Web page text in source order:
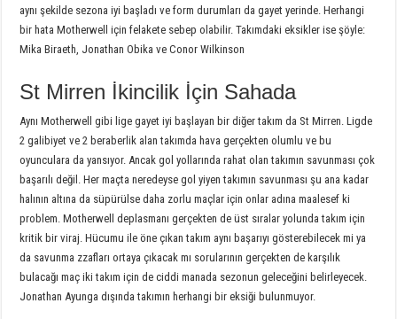
aynı şekilde sezona iyi başladı ve form durumları da gayet yerinde. Herhangi
bir hata Motherwell için felakete sebep olabilir. Takımdaki eksikler ise şöyle:
Mika Biraeth, Jonathan Obika ve Conor Wilkinson
St Mirren İkincilik İçin Sahada
Aynı Motherwell gibi lige gayet iyi başlayan bir diğer takım da St Mirren. Ligde
2 galibiyet ve 2 beraberlik alan takımda hava gerçekten olumlu ve bu
oyunculara da yansıyor. Ancak gol yollarında rahat olan takımın savunması çok
başarılı değil. Her maçta neredeyse gol yiyen takımın savunması şu ana kadar
halının altına da süpürülse daha zorlu maçlar için onlar adına maalesef ki
problem. Motherwell deplasmanı gerçekten de üst sıralar yolunda takım için
kritik bir viraj. Hücumu ile öne çıkan takım aynı başarıyı gösterebilecek mi ya
da savunma zzafları ortaya çıkacak mı sorularının gerçekten de karşılık
bulacağı maç iki takım için de ciddi manada sezonun geleceğini belirleyecek.
Jonathan Ayunga dışında takımın herhangi bir eksiği bulunmuyor.